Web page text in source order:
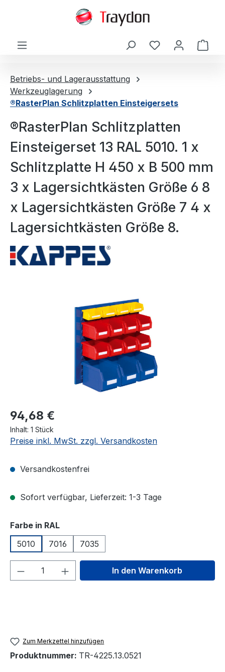
Betriebs- und Lagerausstattung
Werkzeuglagerung
®RasterPlan Schlitzplatten Einsteigersets
®RasterPlan Schlitzplatten
Einsteigerset 13 RAL 5010. 1 x
Schlitzplatte H 450 x B 500 mm
3 x Lagersichtkästen Größe 6 8
x Lagersichtkästen Größe 7 4 x
Lagersichtkästen Größe 8.
94,68 €
Inhalt: 1 Stück
Preise inkl. MwSt. zzgl. Versandkosten
Versandkostenfrei
Sofort verfügbar, Lieferzeit: 1-3 Tage
Farbe in RALauswählen
5010
7016 7035
Produkt Anzahl: Gib denIn den Warenkorb
Zum Merkzettel hinzufügen
Produktnummer: TR-4225.13.0521